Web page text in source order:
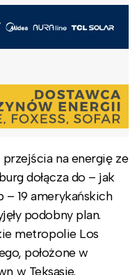
na energię ze
dołącza do – jak
19 amerykańskich
podobny plan.
metropolie Los
położone w
w Teksasie.